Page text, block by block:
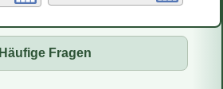
Häufige Fragen